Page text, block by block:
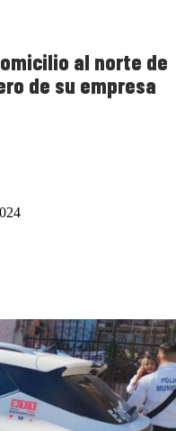
al norte de
de su empresa